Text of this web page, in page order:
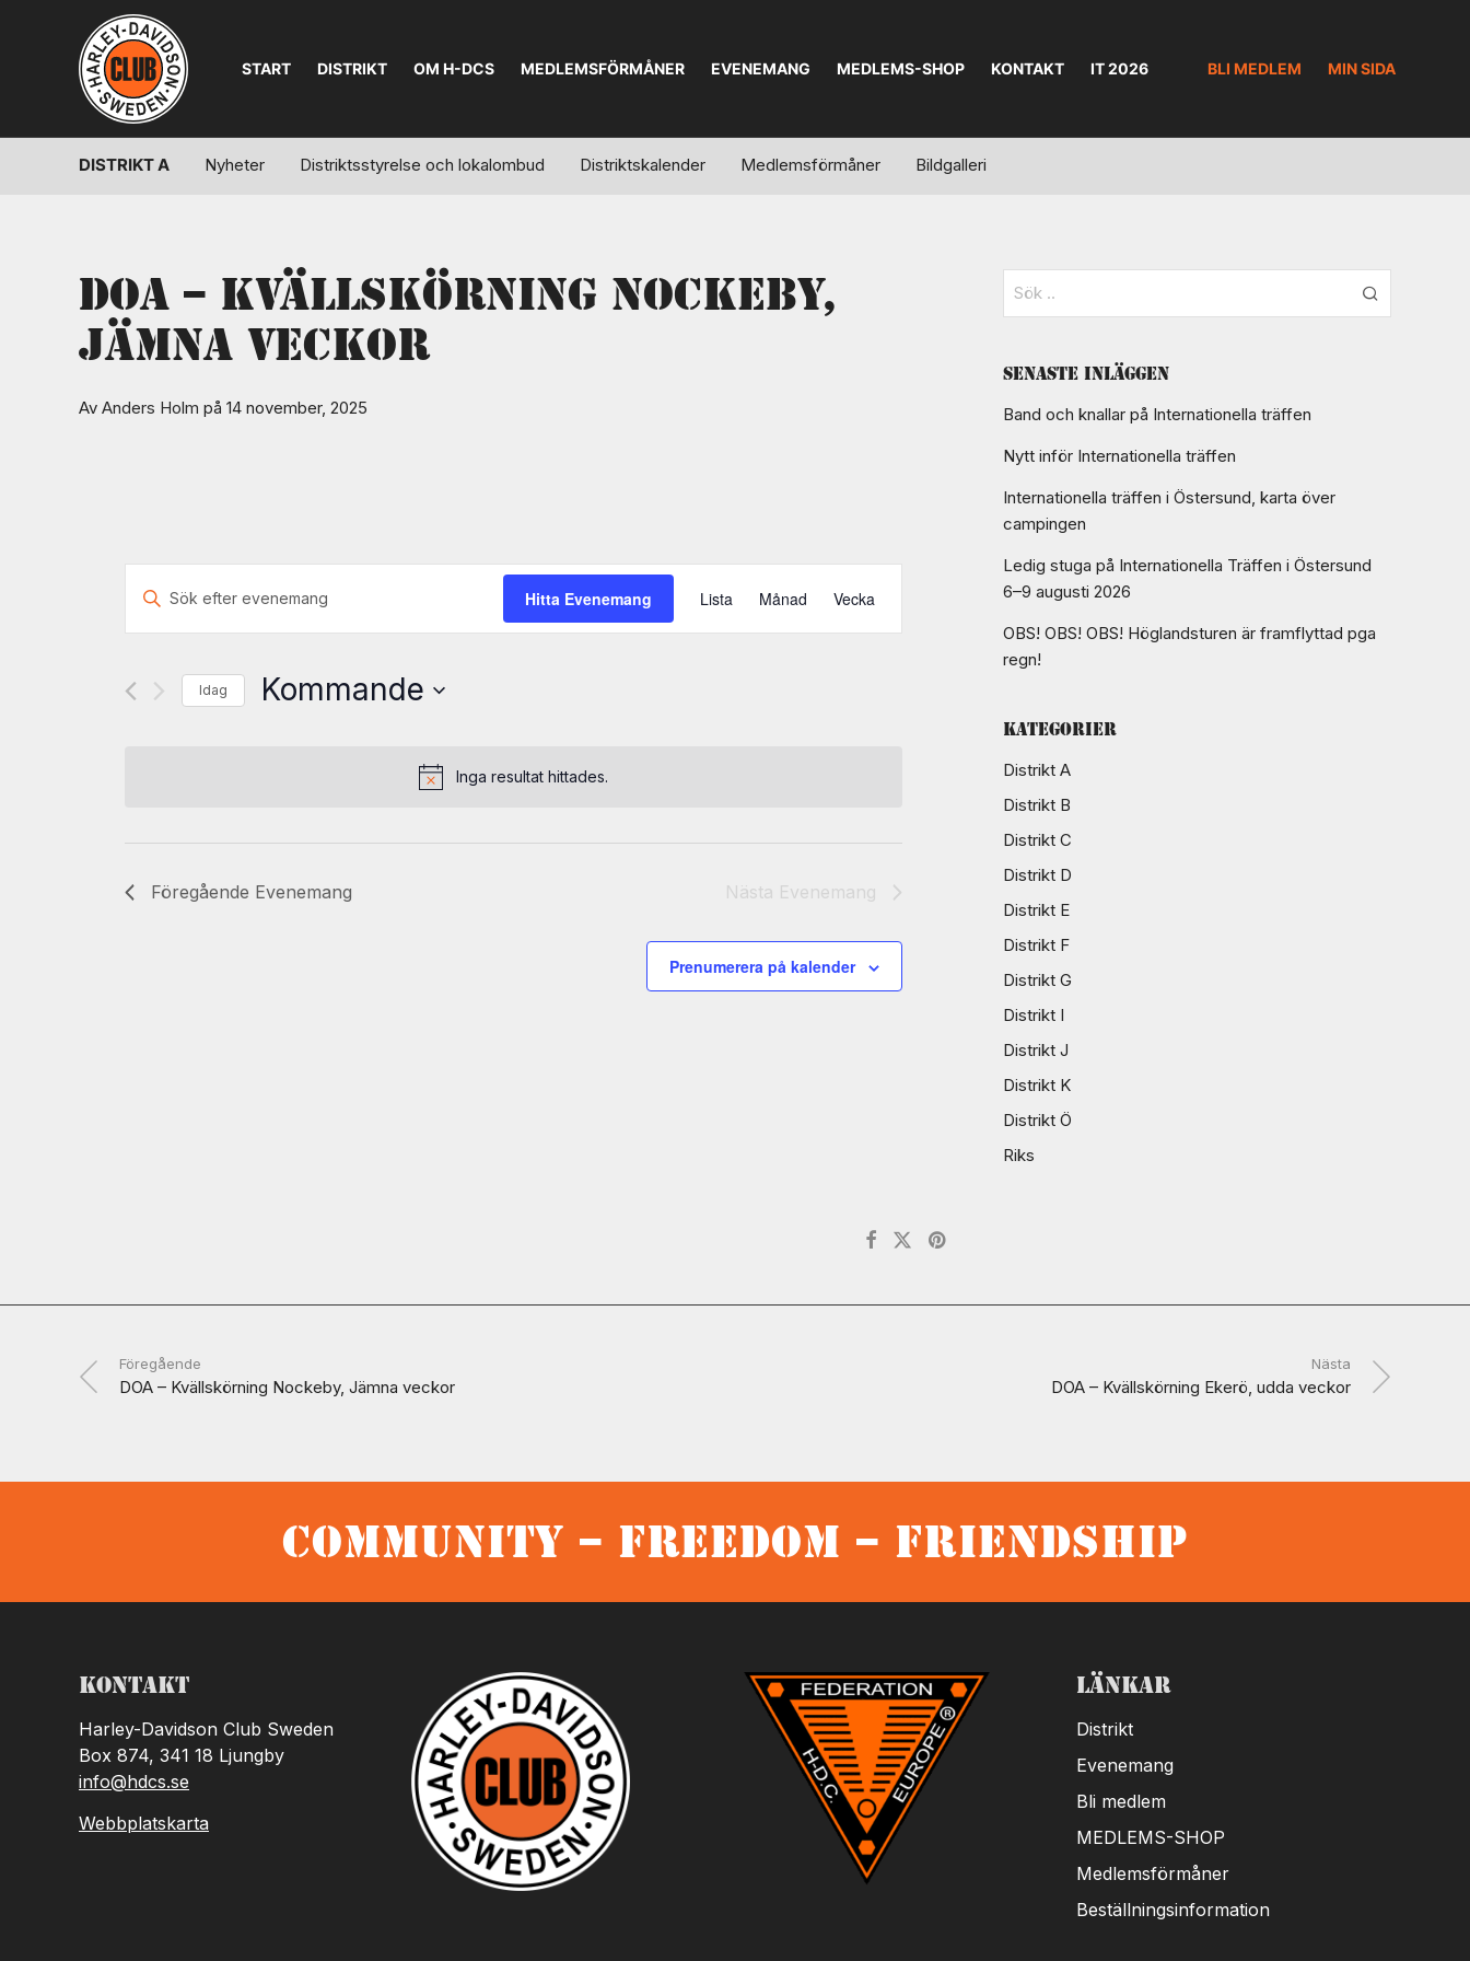
START DISTRIKT OM H-DCS MEDLEMSFÖRMÅNER EVENEMANG MEDLEMS-SHOP KONTAKT IT 2026 BLI MEDLEM MIN SIDA
DISTRIKT A Nyheter Distriktsstyrelse och lokalombud Distriktskalender Medlemsförmåner Bildgalleri
DOA – Kvällskörning Nockeby,
jämna veckor
Av Anders Holm på 14 november, 2025
Inga resultat hittades.
Evenemang
Search
and
Views
Ange
nyckelord.
Sök
Evenemang
Hitta Evenemang
vynavigering
Lista Månad Vecka
Idag Kommande
Föregående Evenemang Nästa Evenemang
Prenumerera på kalender
Senaste inläggen
Band och knallar på Internationella träffen
Nytt inför Internationella träffen
Internationella träffen i Östersund, karta över
campingen
Ledig stuga på Internationella Träffen i Östersund
6–9 augusti 2026
OBS! OBS! OBS! Höglandsturen är framflyttad pga
regn!
Kategorier
Distrikt A
Distrikt B
Distrikt C
Distrikt D
Distrikt E
Distrikt F
Distrikt G
Distrikt I
Distrikt J
Distrikt K
Distrikt Ö
Riks
Föregående
DOA – Kvällskörning Nockeby, Jämna veckor
Nästa
DOA – Kvällskörning Ekerö, udda veckor
Community – Freedom – Friendship
Kontakt
Harley-Davidson Club Sweden
Box 874, 341 18 Ljungby
info@hdcs.se
Webbplatskarta
Länkar
Distrikt
Evenemang
Bli medlem
MEDLEMS-SHOP
Medlemsförmåner
Beställningsinformation